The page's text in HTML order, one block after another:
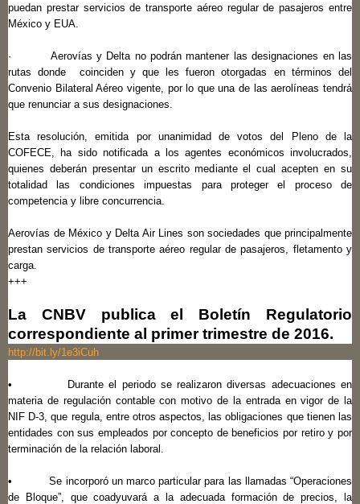
puedan prestar servicios de transporte aéreo regular de pasajeros entre
México y EUA.
· Aerovías y Delta no podrán mantener las designaciones en las
rutas donde coinciden y que les fueron otorgadas en términos del
Convenio Bilateral Aéreo vigente, por lo que una de las aerolíneas tendrá
que renunciar a sus designaciones.
Esta resolución, emitida por unanimidad de votos del Pleno de la
COFECE, ha sido notificada a los agentes económicos involucrados,
quienes deberán presentar un escrito mediante el cual acepten en su
totalidad las condiciones impuestas para proteger el proceso de
competencia y libre concurrencia.
Aerovías de México y Delta Air Lines son sociedades que principalmente
prestan servicios de transporte aéreo regular de pasajeros, fletamento y
carga.
+++
La CNBV publica el Boletín Regulatorio
correspondiente al primer trimestre de 2016.
http://bit.ly/1e3iCuh
• Durante el periodo se realizaron diversas adecuaciones en
materia de regulación contable con motivo de la entrada en vigor de la
NIF D-3, que regula, entre otros aspectos, las obligaciones que tienen las
entidades con sus empleados por concepto de beneficios por retiro y por
terminación de la relación laboral.
• Se incorporó un marco particular para las llamadas “Operaciones
de Bloque”, que coadyuvará a la adecuada formación de precios, la